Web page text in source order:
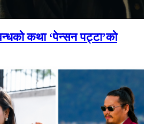
कथा ‘पेन्सन पट्टा’को